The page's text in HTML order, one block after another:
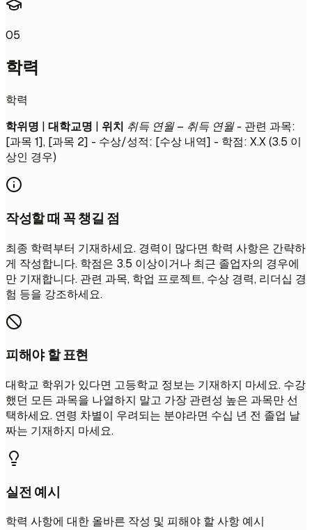
05
학력
학력
학위명 | 대학교명 | 위치 취득 연월 – 취득 연월- 관련 과목:
[과목 1], [과목 2] - 수상/성적: [수상 내역] - 학점: X.X (3.5 이
상인 경우)
작성할 때 꼭 챙길 점
최종 학력부터 기재하세요. 경력이 많다면 학력 사항은 간략하
게 작성합니다. 학점은 3.5 이상이거나 최근 졸업자의 경우에
만 기재합니다. 관련 과목, 학업 프로젝트, 수상 경력, 리더십 경
험 등을 강조하세요.
피해야 할 표현
대학교 학위가 있다면 고등학교 정보는 기재하지 마세요. 수강
했던 모든 과목을 나열하지 말고 가장 관련성 높은 과목만 선
택하세요. 연령 차별이 우려되는 분야라면 수십 년 전 졸업 날
짜는 기재하지 마세요.
실전 예시
학력 사항에 대한 올바른 작성 및 피해야 할 사항 예시